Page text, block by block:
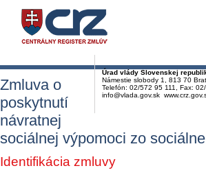
Úrad vlády Slovenskej
Námestie slobody 1, 813 70
Telefón: 02/572 95 111, Fax:
info@vlada.gov.sk
Zmluva o
poskytnutí
návratnej
sociálnej výpomoci zo
Identifikácia zmluvy